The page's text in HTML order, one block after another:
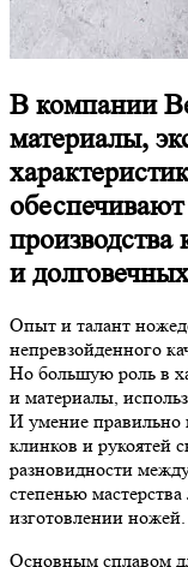
В компании
материалы,
производства
и
Опыт и талант
непревзойденного
Но большую роль в
и материалы,
И умение правильно
клинков и рукоятей
разновидности
степенью
изготовлении ножей.
Основным сплавом